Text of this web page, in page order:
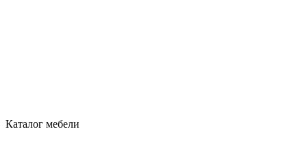
Каталог мебели